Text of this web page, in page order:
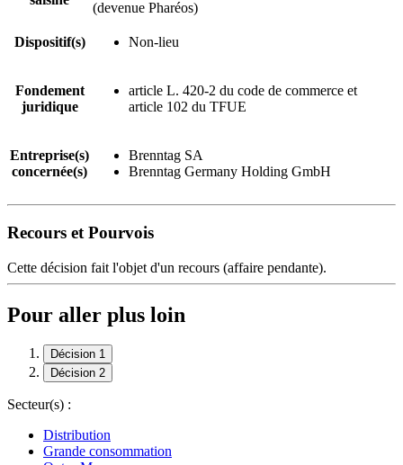
(devenue Pharéos)
Dispositif(s) Non-lieu
Fondement
juridique
article L. 420-2 du code de commerce et
article 102 du TFUE
Entreprise(s)
concernée(s)
Brenntag SA
Brenntag Germany Holding GmbH
Recours et Pourvois
Cette décision fait l'objet d'un recours (affaire pendante).
Pour aller plus loin
Décision 1
Décision 2
Secteur(s) :
Distribution
Grande consommation